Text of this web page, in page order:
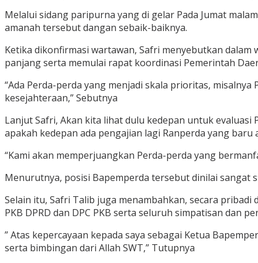
Melalui sidang paripurna yang di gelar Pada Jumat
amanah tersebut dangan sebaik-baiknya.
Ketika dikonfirmasi wartawan, Safri menyebutkan
panjang serta memulai rapat koordinasi Pemerintah
“Ada Perda-perda yang menjadi skala prioritas,
kesejahteraan,” Sebutnya
Lanjut Safri, Akan kita lihat dulu kedepan untuk evaluasi
apakah kedepan ada pengajian lagi Ranperda yang
“Kami akan memperjuangkan Perda-perda yang
Menurutnya, posisi Bapemperda tersebut dinilai sangat
Selain itu, Safri Talib juga menambahkan, secara
PKB DPRD dan DPC PKB serta seluruh simpatisan dan
” Atas kepercayaan kepada saya sebagai Ketua
serta bimbingan dari Allah SWT,” Tutupnya